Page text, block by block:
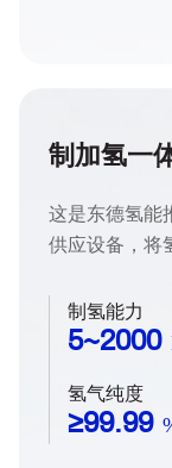
制加氢一
这是东德氢能
供应设备，将
元，利用电
等技术产生
终端用户加
气从到达加
制氢能力
5~2000
氢气纯度
≥99.99